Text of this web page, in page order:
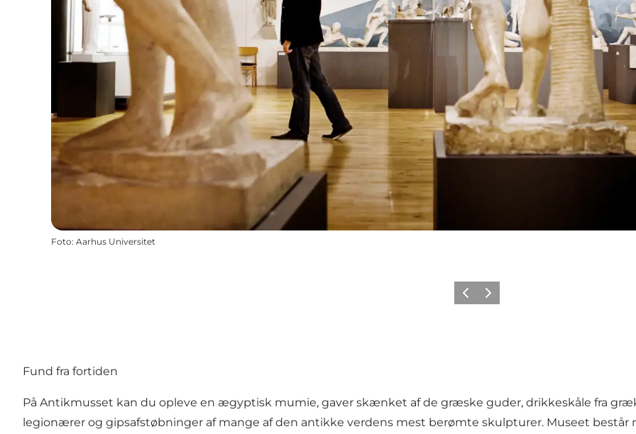
Foto: Aarhus Universitet
ForrigeNæste
Fund fra fortiden
På Antikmusset kan du opleve en ægyptisk mumie, gaver skænket af de græske guder, drikkeskåle fra
legionærer og gipsafstøbninger af mange af den antikke verdens mest berømte skulpturer. Museet